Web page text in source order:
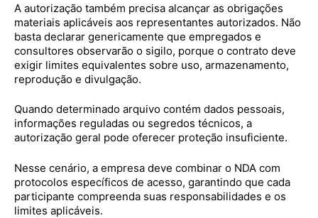
A autorização também precisa alcançar as obrigações
materiais aplicáveis aos representantes autorizados. Não
basta declarar genericamente que empregados e
consultores observarão o sigilo, porque o contrato deve
exigir limites equivalentes sobre uso, armazenamento,
reprodução e divulgação.
Quando determinado arquivo contém dados pessoais,
informações reguladas ou segredos técnicos, a
autorização geral pode oferecer proteção insuficiente.
Nesse cenário, a empresa deve combinar o NDA com
protocolos específicos de acesso, garantindo que cada
participante compreenda suas responsabilidades e os
limites aplicáveis.